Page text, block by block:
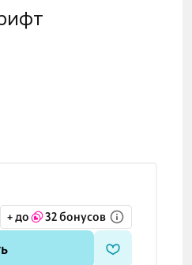
+ до 32 бонусов